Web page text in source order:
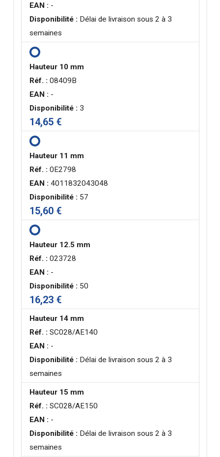
EAN : -
Disponibilité : Délai de livraison sous 2 à 3
semaines
Hauteur 10 mm
Réf. : 08409B
EAN : -
Disponibilité : 3
14,65 €
Hauteur 11 mm
Réf. : 0E2798
EAN : 4011832043048
Disponibilité : 57
15,60 €
Hauteur 12.5 mm
Réf. : 023728
EAN : -
Disponibilité : 50
16,23 €
Hauteur 14 mm
Réf. : SC028/AE140
EAN : -
Disponibilité : Délai de livraison sous 2 à 3
semaines
Hauteur 15 mm
Réf. : SC028/AE150
EAN : -
Disponibilité : Délai de livraison sous 2 à 3
semaines